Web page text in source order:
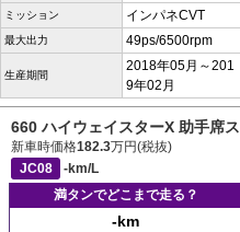
ミッション インパネCVT
最大出力 49ps/6500rpm
生産期間
2018年05月～201
9年02月
660 ハイウェイスターX 助手席
新車時価格182.3万円(税抜)
JC08
-km/L
満タンでどこまで走る？
-km